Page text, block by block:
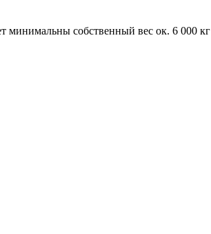
минимальны собственный вес ок. 6 000 кг